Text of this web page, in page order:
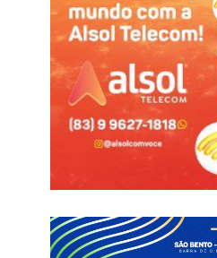
Com média de 0,5 gols por
ataques da 4ª divisão. Dos 96
apenas Guarani de Bagé e
São Joseeense, ambos com
Dinossauro. Atlético-CE,
balançaram as redes rivais
Outro detalhe que chama
sertanejo é que todas as três
contra o Laguna, lanterna do